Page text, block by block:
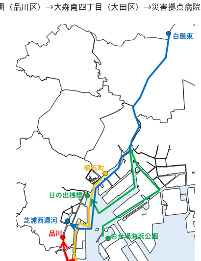
（品川区）→大森南四丁目（大田区）→災害拠点病院